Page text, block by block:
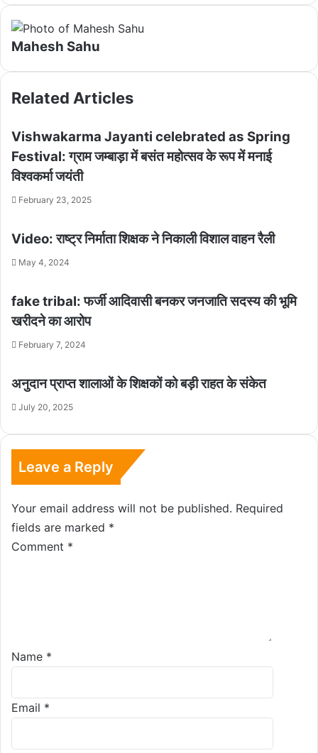
Mahesh Sahu
Related Articles
Vishwakarma Jayanti celebrated as Spring
Festival: ग्राम जम्बाड़ा में बसंत महोत्सव के रूप में मनाई
विश्वकर्मा जयंती
February 23, 2025
Video: राष्ट्र निर्माता शिक्षक ने निकाली विशाल वाहन रैली
May 4, 2024
fake tribal: फर्जी आदिवासी बनकर जनजाति सदस्य की भूमि
खरीदने का आरोप
February 7, 2024
अनुदान प्राप्त शालाओं के शिक्षकों को बड़ी राहत के संकेत
July 20, 2025
Leave a Reply
Your email address will not be published. Required
fields are marked *
Comment *
Name *
Email *